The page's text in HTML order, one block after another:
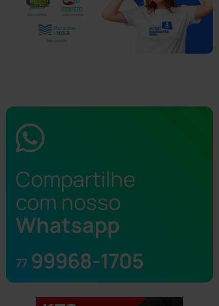
Compartilhe
com nosso
Whatsapp
77 99968-1705